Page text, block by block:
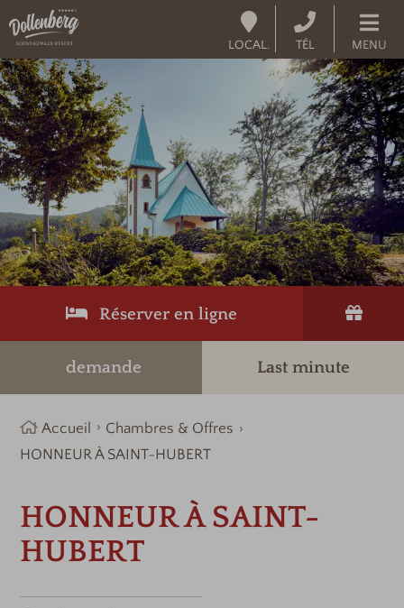
LOCAL. TÉL MENU
Réserver en ligne
demande Last minute
Accueil
Chambres & Offres
HONNEUR À SAINT-HUBERT
HONNEUR À SAINT-
HUBERT